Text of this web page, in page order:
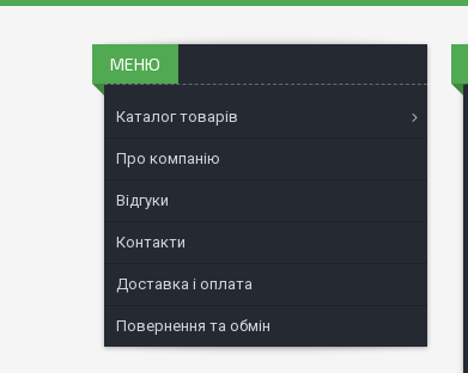
Каталог товарів
Про компанію
Відгуки
Контакти
Доставка і оплата
Повернення та обмін